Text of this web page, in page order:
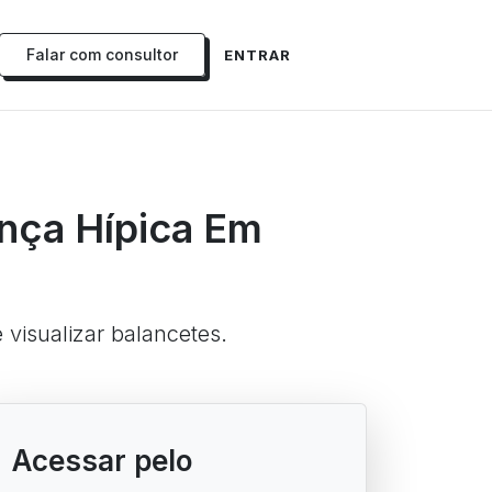
Falar com consultor ENTRAR
Hípica Em
balancetes.
Acessar pelo